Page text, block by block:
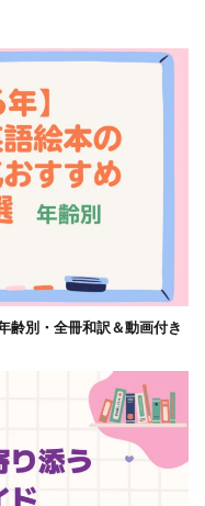
齢別・全冊和訳＆動画付き